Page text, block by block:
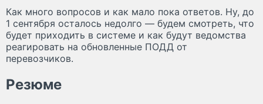
Как много вопросов и как мало пока ответов. Ну, до
1 сентября осталось недолго — будем смотреть, что
будет приходить в системе и как будут ведомства
реагировать на обновленные ПОДД от
перевозчиков.
Резюме